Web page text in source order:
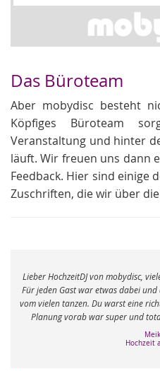
Das Büroteam
Aber mobydisc besteht
Köpfiges Büroteam
Veranstaltung und hinter
läuft. Wir freuen uns dann
Feedback. Hier sind einige
Zuschriften, die wir über
Lieber HochzeitDJ von mobydisc,
Für jeden Gast war etwas dabei
vom vielen tanzen. Du warst eine
Planung vorab war super und
Hochzeit